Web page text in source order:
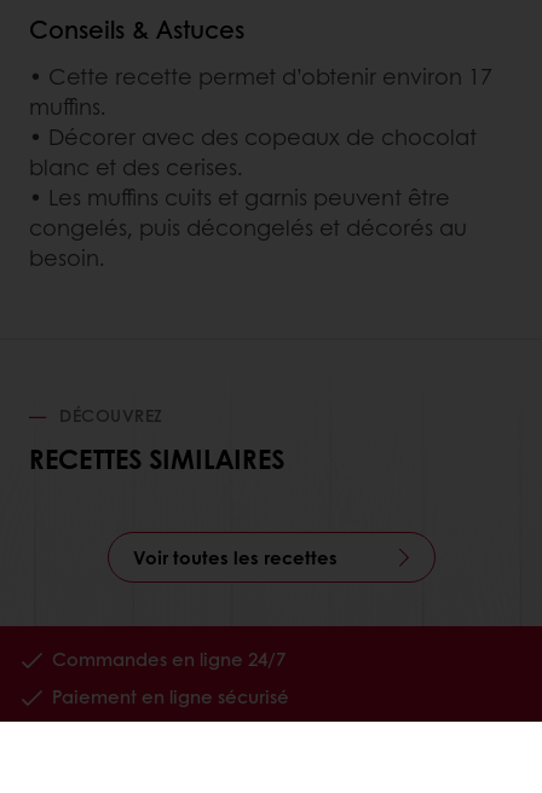
Conseils & Astuces
• Cette recette permet d’obtenir environ 17
muffins.
• Décorer avec des copeaux de chocolat
blanc et des cerises.
• Les muffins cuits et garnis peuvent être
congelés, puis décongelés et décorés au
besoin.
DÉCOUVREZ
RECETTES SIMILAIRES
Voir toutes les recettes
Commandes en ligne 24/7
Paiement en ligne sécurisé